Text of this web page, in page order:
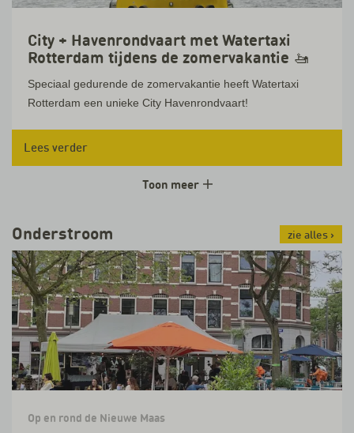
City + Havenrondvaart met Watertaxi
Rotterdam tijdens de zomervakantie 🚤
Speciaal gedurende de zomervakantie heeft Watertaxi
Rotterdam een unieke City Havenrondvaart!
Lees verder
Toon meer
Onderstroom zie alles ›
Op en rond de Nieuwe Maas